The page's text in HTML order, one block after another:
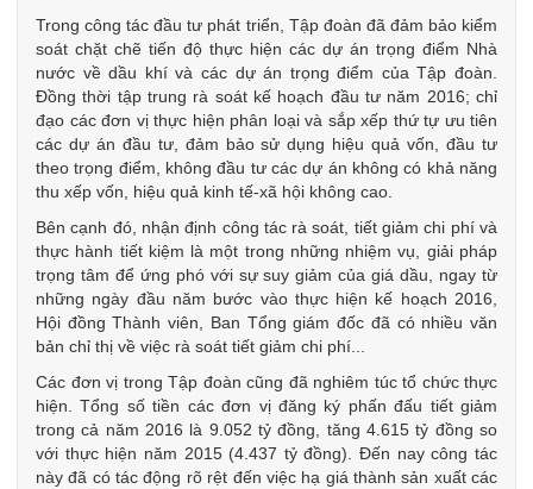
Trong công tác đầu tư phát triển, Tập đoàn đã đảm bảo kiểm
soát chặt chẽ tiến độ thực hiện các dự án trọng điểm Nhà
nước về dầu khí và các dự án trọng điểm của Tập đoàn.
Đồng thời tập trung rà soát kế hoạch đầu tư năm 2016; chỉ
đạo các đơn vị thực hiện phân loại và sắp xếp thứ tự ưu tiên
các dự án đầu tư, đảm bảo sử dụng hiệu quả vốn, đầu tư
theo trọng điểm, không đầu tư các dự án không có khả năng
thu xếp vốn, hiệu quả kinh tế-xã hội không cao.
Bên cạnh đó, nhận định công tác rà soát, tiết giảm chi phí và
thực hành tiết kiệm là một trong những nhiệm vụ, giải pháp
trọng tâm để ứng phó với sự suy giảm của giá dầu, ngay từ
những ngày đầu năm bước vào thực hiện kế hoạch 2016,
Hội đồng Thành viên, Ban Tổng giám đốc đã có nhiều văn
bản chỉ thị về việc rà soát tiết giảm chi phí...
Các đơn vị trong Tập đoàn cũng đã nghiêm túc tổ chức thực
hiện. Tổng số tiền các đơn vị đăng ký phấn đấu tiết giảm
trong cả năm 2016 là 9.052 tỷ đồng, tăng 4.615 tỷ đồng so
với thực hiện năm 2015 (4.437 tỷ đồng). Đến nay công tác
này đã có tác động rõ rệt đến việc hạ giá thành sản xuất các